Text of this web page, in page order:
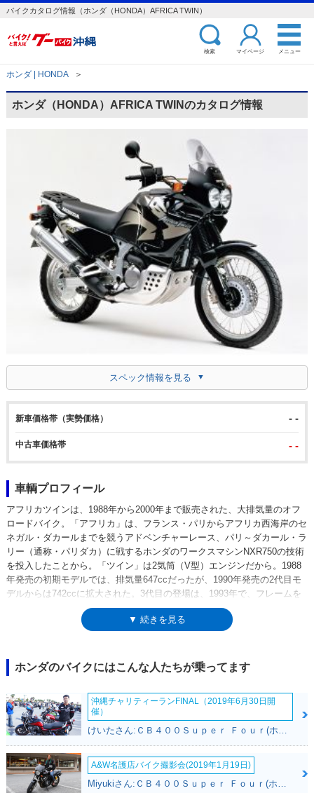
バイクカタログ情報（ホンダ（HONDA）AFRICA TWIN）
検索 マイページ メニュー
ホンダ | HONDA ＞
ホンダ（HONDA）AFRICA TWINのカタログ情報
スペック情報を見る
新車価格帯（実勢価格） - -
中古車価格帯 - -
車輌プロフィール
アフリカツインは、1988年から2000年まで販売された、大排気量のオフ
ロードバイク。「アフリカ」は、フランス・パリからアフリカ西海岸のセ
ネガル・ダカールまでを競うアドベンチャーレース、パリ～ダカール・ラ
リー（通称・パリダカ）に戦するホンダのワークスマシンNXR750の技術
を投入したことから。「ツイン」は2気筒（V型）エンジンだから。1988
年発売の初期モデルでは、排気量647ccだったが、1990年発売の2代目モ
デルからは742ccに拡大された。3代目の登場は、1993年で、フレームを
一新。基本的には海外市場向けのモデルながら、国内へもほぼ毎年、台数
限定という形で導入された。なお、「アフリカツイン」というモデル名
▼ 続きを見る
ホンダのバイクにはこんな人たちが乗ってます
沖縄チャリティーランFINAL（2019年6月30日開
催）
A&W名護店バイク撮影会(2019年1月19日)
Miyukiさん:ＣＢ４００Ｓｕｐｅｒ Ｆｏｕｒ(ホンダ)